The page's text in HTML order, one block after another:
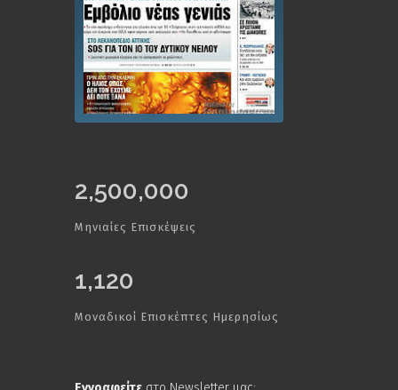
2,500,000
Μηνιαίες Επισκέψεις
1,120
Μοναδικοί Επισκέπτες Ημερησίως